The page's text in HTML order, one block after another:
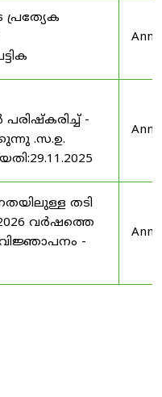
പ്രത്യേക
-
.സ.ഉ.
തടി
വർഷത്തെ
-